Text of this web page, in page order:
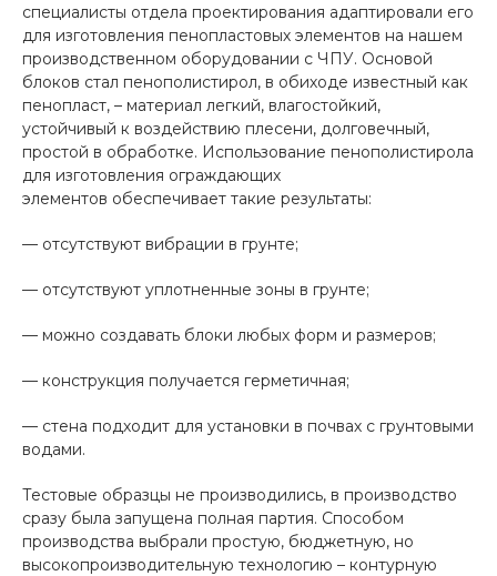
специалисты отдела проектирования адаптировали его
для изготовления пенопластовых элементов на нашем
производственном оборудовании с ЧПУ. Основой
блоков стал пенополистирол, в обиходе известный как
пенопласт, – материал легкий, влагостойкий,
устойчивый к воздействию плесени, долговечный,
простой в обработке. Использование пенополистирола
для изготовления ограждающих
элементов обеспечивает такие результаты:
— отсутствуют вибрации в грунте;
— отсутствуют уплотненные зоны в грунте;
— можно создавать блоки любых форм и размеров;
— конструкция получается герметичная;
— стена подходит для установки в почвах с грунтовыми
водами.
Тестовые образцы не производились, в производство
сразу была запущена полная партия. Способом
производства выбрали простую, бюджетную, но
высокопроизводительную технологию – контурную